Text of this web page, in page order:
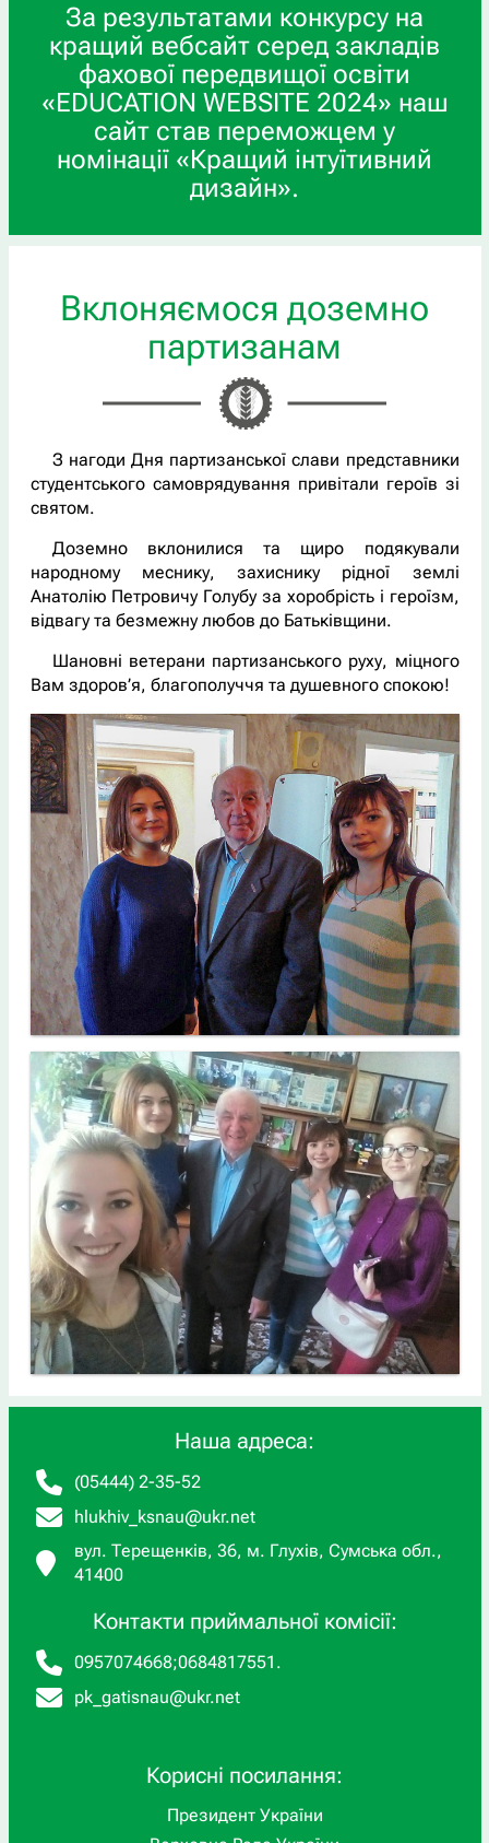
За результатами конкурсу на
кращий вебсайт серед закладів
фахової передвищої освіти
«EDUCATION WEBSITE 2024» наш
сайт став переможцем у
номінації «Кращий інтуїтивний
дизайн».
Вклоняємося доземно
партизанам
З нагоди Дня партизанської слави представники
студентського самоврядування привітали героїв зі
святом.
Доземно вклонилися та щиро подякували
народному меснику, захиснику рідної землі
Анатолію Петровичу Голубу за хоробрість і героїзм,
відвагу та безмежну любов до Батьківщини.
Шановні ветерани партизанського руху, міцного
Вам здоров’я, благополуччя та душевного спокою!
Наша адреса:
(05444) 2-35-52
hlukhiv_ksnau@ukr.net
вул. Терещенків, 36, м. Глухів, Сумська обл.,
41400
Контакти приймальної комісії:
0957074668;0684817551 .
pk_gatisnau@ukr.net
Корисні посилання:
Президент України